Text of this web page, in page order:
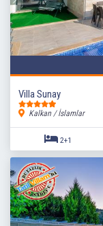
2+1
Villa Sunay
Kalkan / İslamlar